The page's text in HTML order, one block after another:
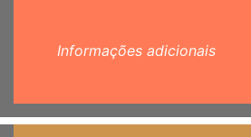
Informações adicionais